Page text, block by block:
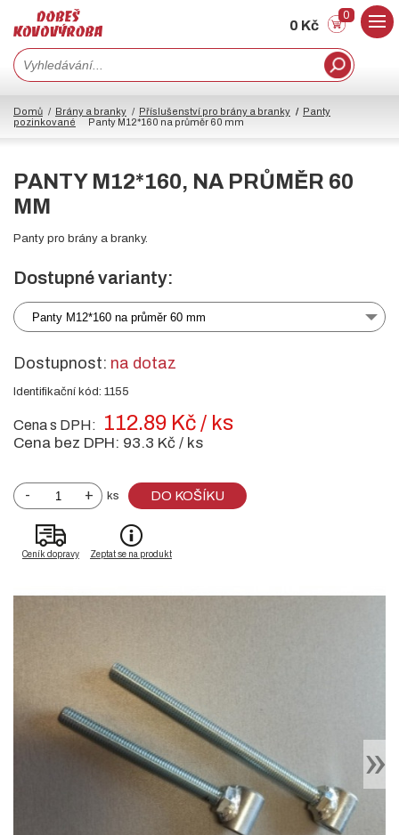
0 Kč
0
Domů Brány a branky Příslušenství pro brány a branky
Panty
pozinkované
Panty M12*160 na průměr 60 mm
PANTY M12*160, NA PRŮMĚR 60
MM
Panty pro brány a branky.
Dostupné varianty:
Panty M12*160 na průměr 60 mm
Dostupnost: na dotaz
Identifikační kód: 1155
Cena s DPH: 112.89 Kč / ks
Cena bez DPH: 93.3 Kč / ks
- + ks DO KOŠÍKU
Ceník dopravy Zeptat se na produkt